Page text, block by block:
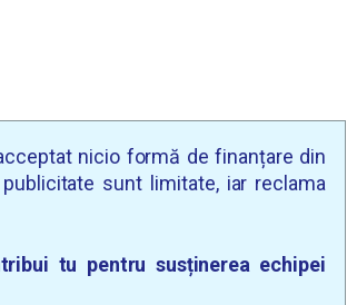
nicio formă de finanțare din
sunt limitate, iar reclama
tu pentru susținerea echipei